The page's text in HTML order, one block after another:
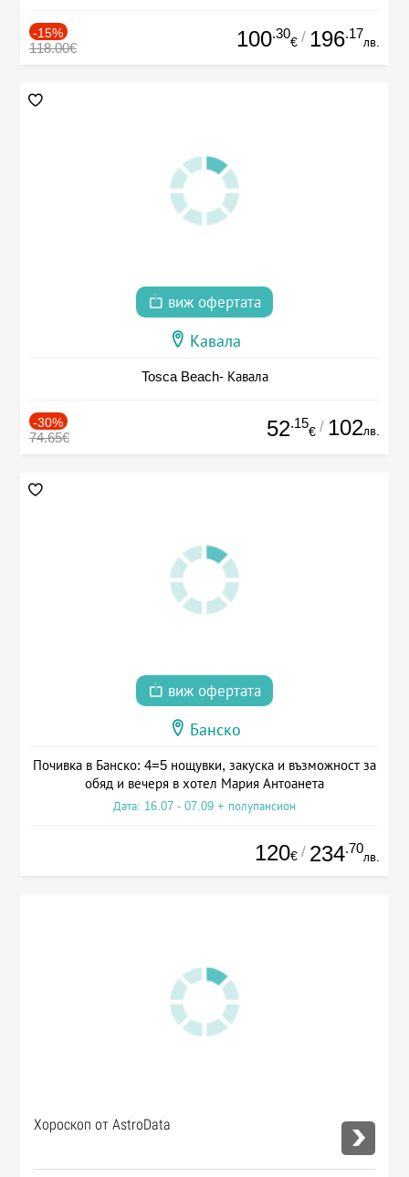
-15%
118.00€ 100.30
€ / 196.17
лв.
виж офертата
Кавала
Tosca Beach- Кавала
-30%
74.65€ 52.15
€ / 102лв.
виж офертата
Банско
Почивка в Банско: 4=5 нощувки, закуска и възможност за
обяд и вечеря в хотел Мария Антоанета
Дата: 16.07 - 07.09 + полупансион
120€ / 234.70
лв.
Хороскоп от AstroData